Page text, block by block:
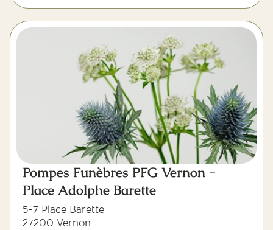
Pompes Funèbres PFG Vernon -
Place Adolphe Barette
5-7 Place Barette
27200 Vernon